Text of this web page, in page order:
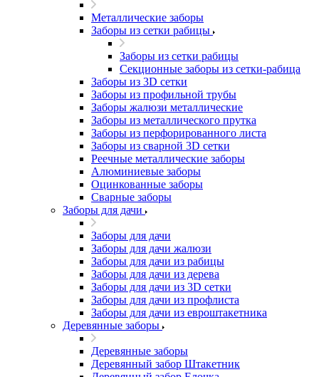
Металлические заборы
Заборы из сетки рабицы
Заборы из сетки рабицы
Секционные заборы из сетки-рабица
Заборы из 3D сетки
Заборы из профильной трубы
Заборы жалюзи металлические
Заборы из металлического прутка
Заборы из перфорированного листа
Заборы из сварной 3D сетки
Реечные металлические заборы
Алюминиевые заборы
Оцинкованные заборы
Сварные заборы
Заборы для дачи
Заборы для дачи
Заборы для дачи жалюзи
Заборы для дачи из рабицы
Заборы для дачи из дерева
Заборы для дачи из 3D сетки
Заборы для дачи из профлиста
Заборы для дачи из евроштакетника
Деревянные заборы
Деревянные заборы
Деревянный забор Штакетник